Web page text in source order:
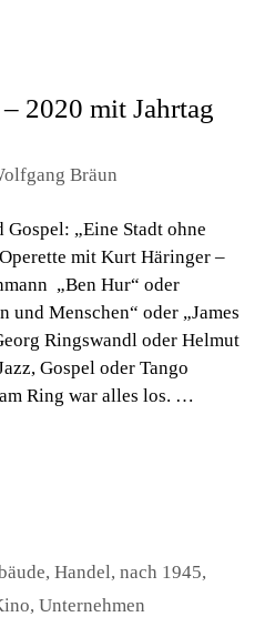
2020 mit Jahrtag
Bräun
„Eine Stadt ohne
mit Kurt Häringer –
„Ben Hur“ oder
und Menschen“ oder „James
Ringswandl oder Helmut
Gospel oder Tango
Ring war alles los. …
,Handel,nach 1945,
, Unternehmen